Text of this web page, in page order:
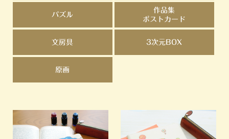
パズル
作品集
ポストカード
文房具 3次元BOX
原画